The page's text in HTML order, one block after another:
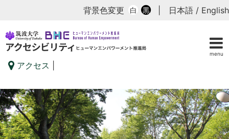
menu
背景色変更 白 黒 日本語 / English
アクセス